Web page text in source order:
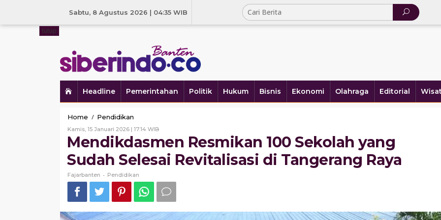
Sabtu, 8 Agustus 2026 | 04:35 WIB
Headline Pemerintahan Politik Hukum Bisnis Ekonomi Olahraga Editorial
tutup
Home / Pendidikan
Resmikan
100
Sekolah
yang
Sudah
Revitalisasi
Tangerang
Raya
Kamis, 15 Januari 2026 | 17:14 WIBOleh
Fajarbanten
Mendikdasmen Resmikan 100 Sekolah yang
Sudah Selesai Revitalisasi di Tangerang Raya
Fajarbanten - Pendidikan